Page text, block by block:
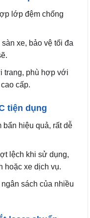
lớp đệm chống
xe, bảo vệ tối đa
trang, phù hợp với
cấp.
tiện dụng
hiệu quả, rất dễ
lệch khi sử dụng,
hoặc xe dịch vụ.
sách của nhiều